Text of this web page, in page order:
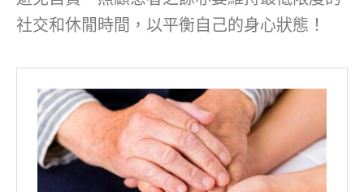
社交和休閒時間，以平衡自己的身心狀態！